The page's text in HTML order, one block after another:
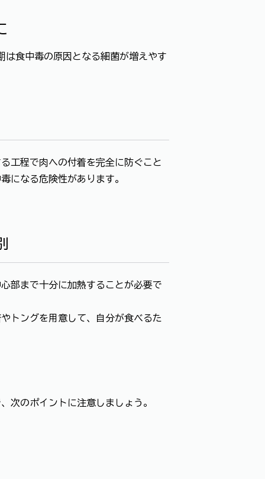
食中毒の原因となる細菌が増えやす
工程で肉への付着を完全に防ぐこと
になる危険性があります。
部まで十分に加熱することが必要で
トングを用意して、自分が食べるた
次のポイントに注意しましょう。